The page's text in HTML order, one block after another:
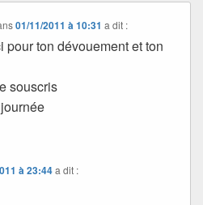
01/11/2011 à 10:31 a dit :
pour ton dévouement et ton
souscris
à 23:44a dit :